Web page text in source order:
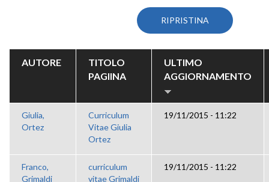
AUTORE
TITOLO
PAGIINA
ULTIMO
AGGIORNAMENTO
Giulia,
Ortez
Curriculum
Vitae Giulia
Ortez
19/11/2015 - 11:22
Franco,
Grimaldi
curriculum
vitae Grimaldi
19/11/2015 - 11:22